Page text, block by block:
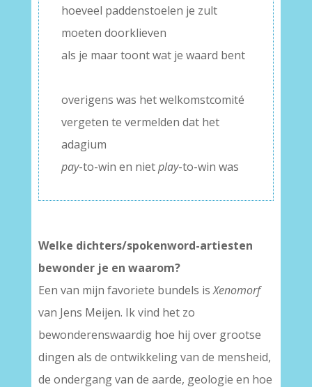
hoeveel paddenstoelen je zult
moeten doorklieven
als je maar toont wat je waard bent
overigens was het welkomstcomité
vergeten te vermelden dat het
adagium
pay-to-win en nietplay-to-win was
Welke dichters/spokenword-artiesten
bewonder je en waarom?
Een van mijn favoriete bundels isXenomorf
van Jens Meijen. Ik vind het zo
bewonderenswaardig hoe hij over grootse
dingen als de ontwikkeling van de mensheid,
de ondergang van de aarde, geologie en hoe